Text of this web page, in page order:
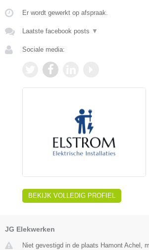
Er wordt gewerkt op afspraak.
Laatste facebook posts ▼
Sociale media:
BEKIJK VOLLEDIG PROFIEL
JG Elekwerken
Niet gevestigd in de plaats Hamont Achel,